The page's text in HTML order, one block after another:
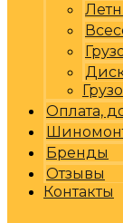
Оплата,
Бренды
Отзывы
Контакты